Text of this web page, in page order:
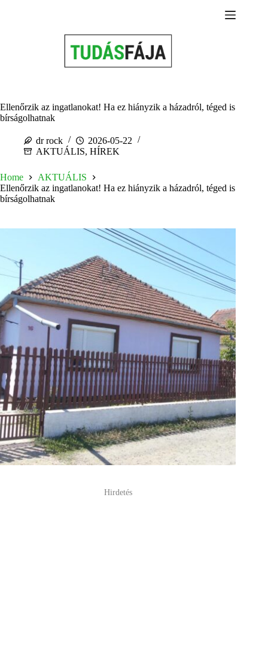
Ellenőrzik az ingatlanokat! Ha ez hiányzik a házadról, téged is
bírságolhatnak
dr rock
2026-05-22
AKTUÁLIS, HÍREK
Home
AKTUÁLIS
Ellenőrzik az ingatlanokat! Ha ez hiányzik a házadról, téged is
bírságolhatnak
Hirdetés